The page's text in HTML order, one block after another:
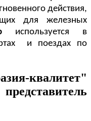
действия,
для железных
используется в
и поездах по